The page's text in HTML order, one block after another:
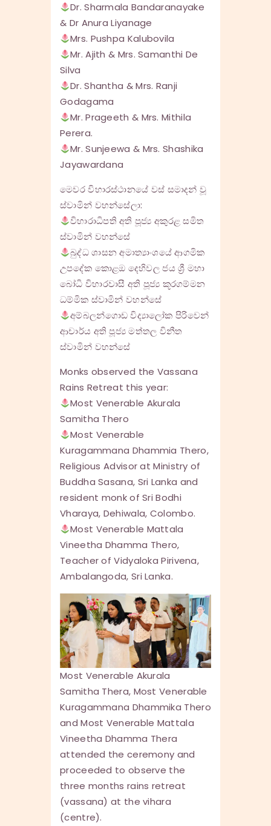
Dr. Sharmala Bandaranayake
& Dr Anura Liyanage
Mrs. Pushpa Kalubovila
Mr. Ajith & Mrs. Samanthi De
Silva
Dr. Shantha & Mrs. Ranji
Godagama
Mr. Prageeth & Mrs. Mithila
Perera.
Mr. Sunjeewa & Mrs. Shashika
Jayawardana
මෙවර විහාරස්ථානයේ වස් සමාදන් වූ
ස්වාමින් වහන්සේලා:
විහාරාධිපති අති පූජ්‍ය අකුරළ සමිත
ස්වාමින් වහන්සේ
බුද්ධ ශාසන අමාත්‍යාංශයේ ආගමික
උපදේක කොළඔ දෙහිවල ජය ශ්‍රී මහා
බෝධි විහාරවාසී අති පූජ්‍ය කූරගම්මන
ධම්මික ස්වාමින් වහන්සේ
අම්බලන්ගොඩ විද්‍යාලෝක පිරිවෙන්
ආචාර්ය අති පූජ්‍ය මත්තල විනීත
ස්වාමින් වහන්සේ
Monks observed the Vassana
Rains Retreat this year:
Most Venerable Akurala
Samitha Thero
Most Venerable
Kuragammana Dhammia Thero,
Religious Advisor at Ministry of
Buddha Sasana, Sri Lanka and
resident monk of Sri Bodhi
Vharaya, Dehiwala, Colombo.
Most Venerable Mattala
Vineetha Dhamma Thero,
Teacher of Vidyaloka Pirivena,
Ambalangoda, Sri Lanka.
Most Venerable Akurala
Samitha Thera, Most Venerable
Kuragammana Dhammika Thero
and Most Venerable Mattala
Vineetha Dhamma Thera
attended the ceremony and
proceeded to observe the
three months rains retreat
(vassana) at the vihara
(centre).